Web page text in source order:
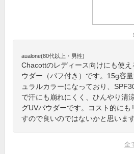
aualone(80代以上・男性)
Chacottのレディース向けにも使
ウダー（パフ付き）です。15g容
ュラルカラーになっており、
で汗にも崩れにくく、ひんやり清
グUVパウダーです。コスト的に
すので良いのではないかと思います
全